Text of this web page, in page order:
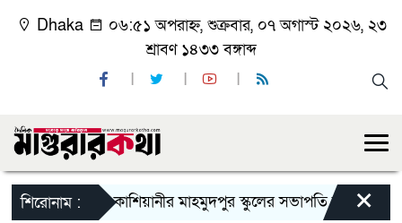
Dhaka
০৬:৫১ অপরাহ্ন, শুক্রবার, ০৭ অগাস্ট ২০২৬, ২৩
শ্রাবণ ১৪৩৩ বঙ্গাব্দ
শিরোনাম :কাশিয়ানীর মাহমুদপুর স্কুলের সভাপতি হলেন গোবিন্দ
×